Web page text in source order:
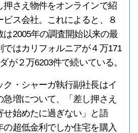
さえ物件をオンラインで紹
ス会社。これによると、８
は2005年の調査開始以来の最
ではカリフォルニアが４万171
が２万6203件で続いている。
・シャーガ執行副社長はイ
急増について、「差し押さえ
せ始めたに過ぎない」と語
の超低金利でしか住宅を購入